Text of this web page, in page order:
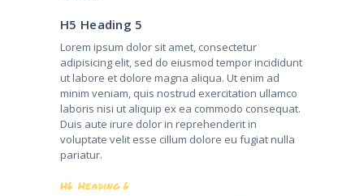
H5 Heading 5
Lorem ipsum dolor sit amet, consectetur
adipisicing elit, sed do eiusmod tempor incididunt
ut labore et dolore magna aliqua. Ut enim ad
minim veniam, quis nostrud exercitation ullamco
laboris nisi ut aliquip ex ea commodo consequat.
Duis aute irure dolor in reprehenderit in
voluptate velit esse cillum dolore eu fugiat nulla
pariatur.
H6 Heading 6